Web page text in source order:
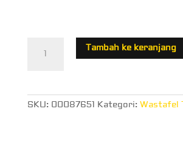
Wastafel
Tambah ke keranjang
SKU: 00087651 Kategori: Wastafel